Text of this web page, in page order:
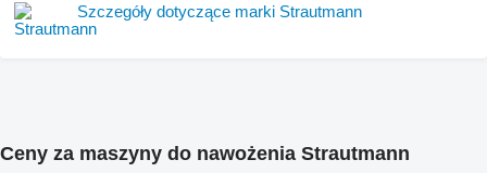
Szczegóły dotyczące marki Strautmann
Ceny za maszyny do nawożenia Strautmann